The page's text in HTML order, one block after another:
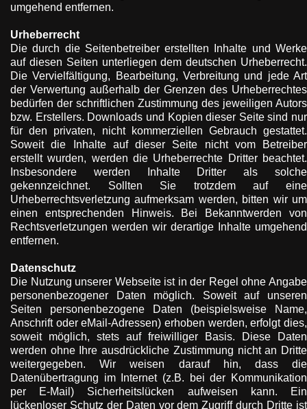
umgehend entfernen.
Urheberrecht
Die durch die Seitenbetreiber erstellten Inhalte und
auf diesen Seiten unterliegen dem deutschen
Die Vervielfältigung, Bearbeitung, Verbreitung und jede
der Verwertung außerhalb der Grenzen des
bedürfen der schriftlichen Zustimmung des jeweiligen
bzw. Erstellers. Downloads und Kopien dieser Seite sind
für den privaten, nicht kommerziellen Gebrauch
Soweit die Inhalte auf dieser Seite nicht vom
erstellt wurden, werden die Urheberrechte Dritter
Insbesondere werden Inhalte Dritter als
gekennzeichnet. Sollten Sie trotzdem auf
Urheberrechtsverletzung aufmerksam werden, bitten wir
einen entsprechenden Hinweis. Bei Bekanntwerden
Rechtsverletzungen werden wir derartige Inhalte
entfernen.
Datenschutz
Die Nutzung unserer Webseite ist in der Regel ohne
personenbezogener Daten möglich. Soweit auf
Seiten personenbezogene Daten (beispielsweise
Anschrift oder eMail-Adressen) erhoben werden, erfolgt
soweit möglich, stets auf freiwilliger Basis. Diese
werden ohne Ihre ausdrückliche Zustimmung nicht an
weitergegeben. Wir weisen darauf hin, dass
Datenübertragung im Internet (z.B. bei der
per E-Mail) Sicherheitslücken aufweisen kann.
lückenloser Schutz der Daten vor dem Zugriff durch Dritte